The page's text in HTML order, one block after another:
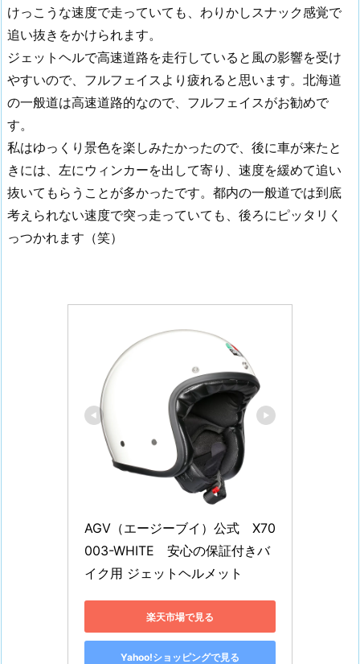
けっこうな速度で走っていても、わりかしスナック感覚で
追い抜きをかけられます。
ジェットヘルで高速道路を走行していると風の影響を受け
やすいので、フルフェイスより疲れると思います。北海道
の一般道は高速道路的なので、フルフェイスがお勧めで
す。
私はゆっくり景色を楽しみたかったので、後に車が来たと
きには、左にウィンカーを出して寄り、速度を緩めて追い
抜いてもらうことが多かったです。都内の一般道では到底
考えられない速度で突っ走っていても、後ろにピッタリく
っつかれます（笑）
AGV（エージーブイ）公式　X70
003-WHITE　安心の保証付きバ
イク用 ジェットヘルメット
楽天市場で見る
Yahoo!ショッピングで見る